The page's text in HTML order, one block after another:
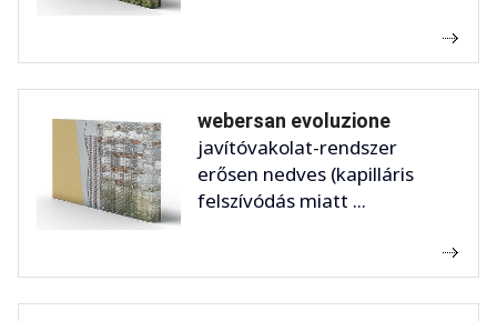
webersan evoluzione
javítóvakolat-rendszer
erősen nedves (kapilláris
felszívódás miatt ...